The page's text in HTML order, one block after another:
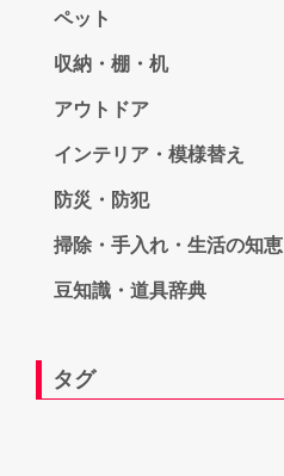
ペット
収納・棚・机
アウトドア
インテリア・模様替え
防災・防犯
掃除・手入れ・生活の知恵
豆知識・道具辞典
タグ